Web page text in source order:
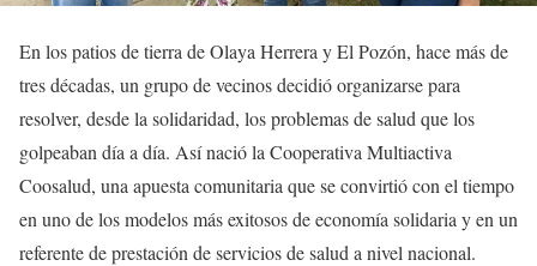
En los patios de tierra de Olaya Herrera y El Pozón, hace más de
tres décadas, un grupo de vecinos decidió organizarse para
resolver, desde la solidaridad, los problemas de salud que los
golpeaban día a día. Así nació la Cooperativa Multiactiva
Coosalud, una apuesta comunitaria que se convirtió con el tiempo
en uno de los modelos más exitosos de economía solidaria y en un
referente de prestación de servicios de salud a nivel nacional.